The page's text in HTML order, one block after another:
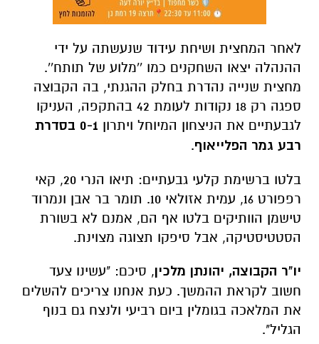
מחצית שנייה נהדרת בחלק ההגנתי, בה הקבוצה
לגבעתיים את הניצחון המיוחל ויתרון
0-1 בסדרת
רבע גמר הפלייאוף.
בלטו ברשימת קלעי גבעתיים: תיאו הנרי 20, קאי
רפפורט 16, עמית אזולאי 10. תומר בר אבן ונמרוד
טישמן הוותיקים בלטו אף הם, אמנם לא בשורת
יו"ר הקבוצה, יהונתן מלכין, סיכם: "עשינו צעד
חשוב לקראת ההמשך. כעת אנחנו צריכים להשלים
את המלאכה בגומלין ביום רביעי ולנצח גם בנוף